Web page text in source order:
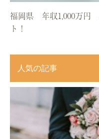
福岡県 年収1,000万円
ト！
人気の記事